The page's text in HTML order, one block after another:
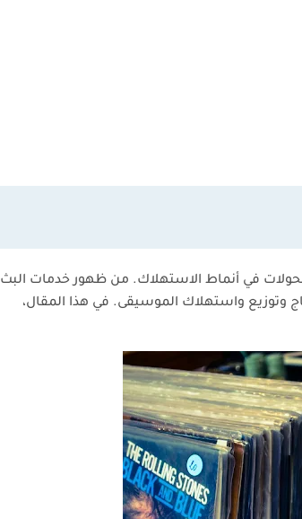
في أنماط الاستهلاك. من ظهور خدمات البث
وتوزيع واستهلاك الموسيقى. في هذا المقال،